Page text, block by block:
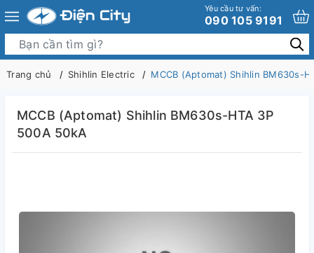
Yêu cầu tư vấn:
090 105 9191
Trang chủ Shihlin Electric MCCB (Aptomat) Shihlin BM630s-
MCCB (Aptomat) Shihlin BM630s-HTA 3P
500A 50kA